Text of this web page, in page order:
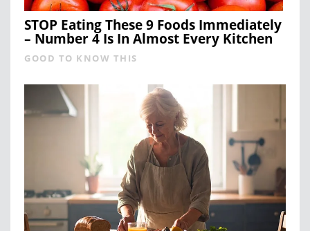
STOP Eating These 9 Foods Immediately
– Number 4 Is In Almost Every Kitchen
GOOD TO KNOW THIS